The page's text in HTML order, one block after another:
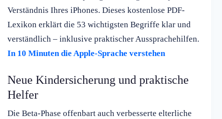
Verständnis Ihres iPhones. Dieses kostenlose PDF-
Lexikon erklärt die 53 wichtigsten Begriffe klar und
verständlich – inklusive praktischer Aussprachehilfen.
In 10 Minuten die Apple-Sprache verstehen
Neue Kindersicherung und praktische
Helfer
Die Beta-Phase offenbart auch verbesserte elterliche